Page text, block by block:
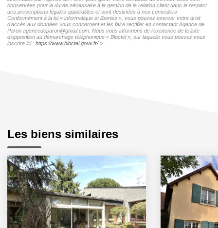
conservées pour la durée nécessaire à la gestion de la relation client dans le respect
des prescriptions légales applicables et sont destinées à nos conseillers
Conformément à la loi « informatique et libertés », vous pouvez exercer votre droit
d'accès aux données vous concernant et les faire rectifier en contactant Agence de
Paron agencedeparon@gmail.com. Nous vous informons de l'existence de la liste
d'opposition au démarchage téléphonique « Bloctel », sur laquelle vous pouvez vous
inscrire ici : https://www.bloctel.gouv.fr/»
Les biens similaires